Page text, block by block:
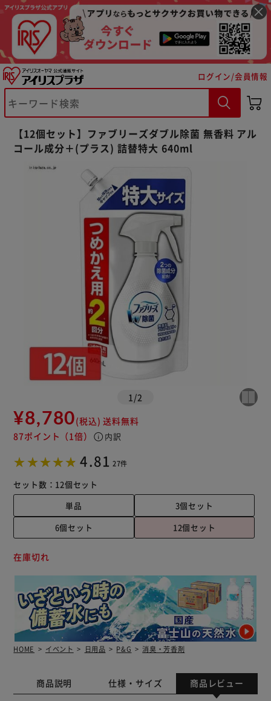
ログイン/会員情報
【12個セット】ファブリーズダブル除菌 無香料 アル
コール成分＋(プラス) 詰替特大 640ml
1 /2
¥8,780(税込) 送料無料
87ポイント （1倍） info 内訳
4.81 27件
セット数： 12個セット
単品
3個セット
6個セット
12個セット
在庫切れ
HOME イベント 日用品 P&G 消臭・芳香剤
商品説明 仕様・サイズ 商品レビュー
※ご確認ください
カートに入れる 購入手続きへ